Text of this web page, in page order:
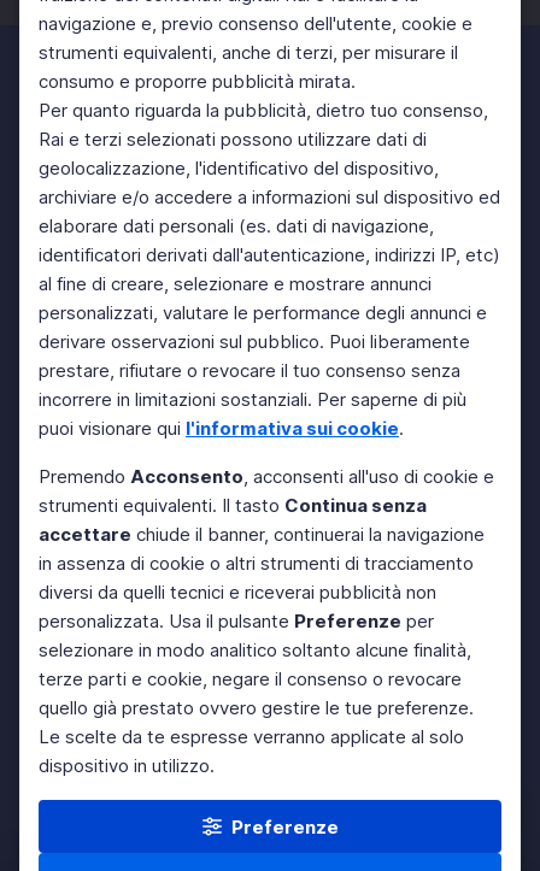
navigazione e, previo consenso dell'utente, cookie e
strumenti equivalenti, anche di terzi, per misurare il
consumo e proporre pubblicità mirata.
Per quanto riguarda la pubblicità, dietro tuo consenso,
Rai e terzi selezionati possono utilizzare dati di
geolocalizzazione, l'identificativo del dispositivo,
archiviare e/o accedere a informazioni sul dispositivo ed
elaborare dati personali (es. dati di navigazione,
identificatori derivati dall'autenticazione, indirizzi IP, etc)
al fine di creare, selezionare e mostrare annunci
personalizzati, valutare le performance degli annunci e
derivare osservazioni sul pubblico. Puoi liberamente
prestare, rifiutare o revocare il tuo consenso senza
incorrere in limitazioni sostanziali. Per saperne di più
puoi visionare qui l'informativa sui cookie.
Premendo Acconsento, acconsenti all'uso di cookie e
strumenti equivalenti. Il tasto Continua senza
accettare chiude il banner, continuerai la navigazione
in assenza di cookie o altri strumenti di tracciamento
diversi da quelli tecnici e riceverai pubblicità non
personalizzata. Usa il pulsante Preferenze per
selezionare in modo analitico soltanto alcune finalità,
terze parti e cookie, negare il consenso o revocare
quello già prestato ovvero gestire le tue preferenze.
Le scelte da te espresse verranno applicate al solo
dispositivo in utilizzo.
Preferenze